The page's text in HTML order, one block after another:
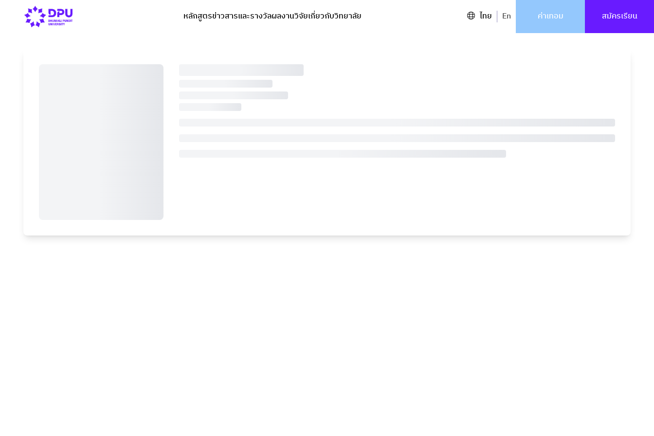
หลักสูตรข่าวสารและรางวัลผลงานวิจัยเกี่ยวกับวิทยาลัย ไทย En ค่าเทอม สมัครเรียน